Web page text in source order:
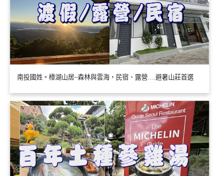
南投國姓。樟湖山居~森林與雲海，民宿、露營….避暑山莊首選